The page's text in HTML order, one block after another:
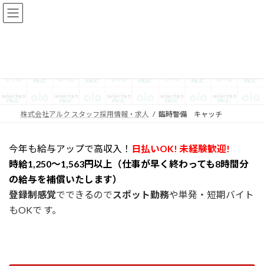
コ
ン
キ
ナ
ビ
に
株式会社アルク スタッフ採用情報・求人 臨時警備 キャッチ
今年も給与アップで高収入！ 日払いOK! 未経験歓迎!
時給1,250〜1,563円以上（仕事が早く終わっても8時間分
の給与を補償いたします）
登録制感覚でできるのでスポット勤務や単発・短期バイト
もOKで す。